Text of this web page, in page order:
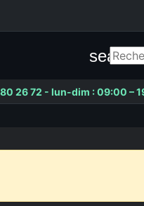
search
26 72 - lun-dim : 09:00 –